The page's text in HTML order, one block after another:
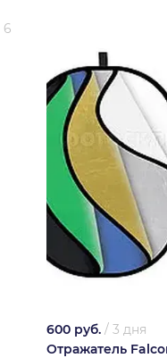
6
600 руб. / 3 дня
Отражатель